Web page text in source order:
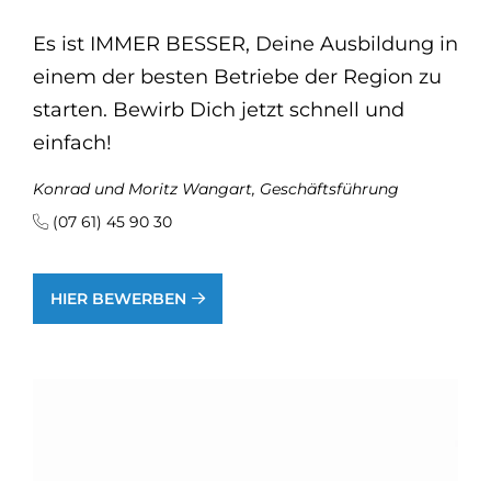
Es ist IMMER BESSER, Deine Ausbildung in
einem der besten Betriebe der Region zu
starten. Bewirb Dich jetzt schnell und
einfach!
Konrad und Moritz Wangart, Geschäftsführung
(07 61) 45 90 30
HIER BEWERBEN